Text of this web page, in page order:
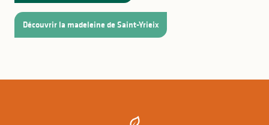
Découvrir la madeleine de Saint-Yrieix